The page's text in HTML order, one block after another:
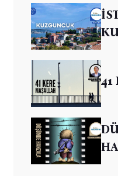
41